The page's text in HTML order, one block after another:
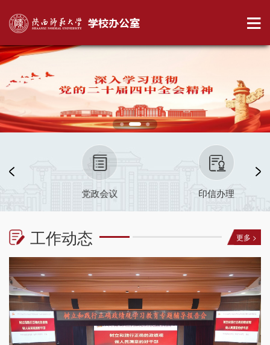
党政会议 印信办理
工作动态 更多 >